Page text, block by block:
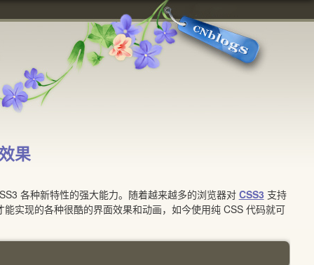
果
各种新特性的强大能力。随着越来越多的浏览器对 CSS3 支持
实现的各种很酷的界面效果和动画，如今使用纯 CSS 代码就可